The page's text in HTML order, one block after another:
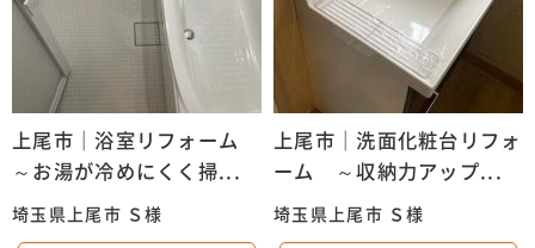
上尾市｜浴室リフォーム
～お湯が冷めにくく掃...
埼玉県上尾市 Ｓ様
上尾市｜洗面化粧台リフォ
ーム ～収納力アップ...
埼玉県上尾市 Ｓ様